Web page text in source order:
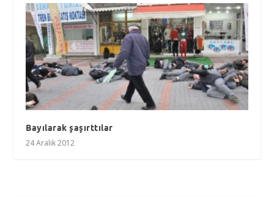
Bayılarak şaşırttılar
24 Aralık 2012